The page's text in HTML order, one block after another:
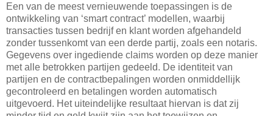
Een van de meest vernieuwende toepassingen is de
ontwikkeling van ‘smart contract’ modellen, waarbij
transacties tussen bedrijf en klant worden afgehandeld
zonder tussenkomt van een derde partij, zoals een notaris.
Gegevens over ingediende claims worden op deze manier
met alle betrokken partijen gedeeld. De identiteit van
partijen en de contractbepalingen worden onmiddellijk
gecontroleerd en betalingen worden automatisch
uitgevoerd. Het uiteindelijke resultaat hiervan is dat zij